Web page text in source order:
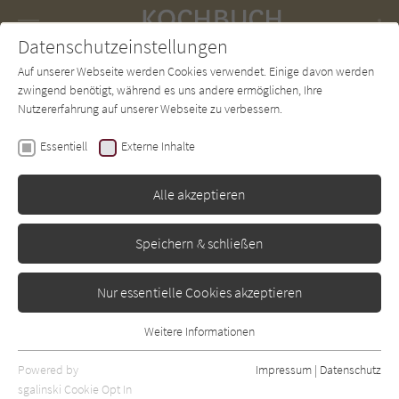
SUCHE Forum Charts Newsletter
Regine Freyberg, Ansgar Freyberg
Vegan Rock You - Plant
Power Kitchen
Südwest
Datenschutzeinstellungen
Auf unserer Webseite werden Cookies verwendet. Einige davon werden
zwingend benötigt, während es uns andere ermöglichen, Ihre
Nutzererfahrung auf unserer Webseite zu verbessern.
Essentiell Externe Inhalte
Alle akzeptieren
Speichern & schließen
Nur essentielle Cookies akzeptieren
Essentielle Cookies werden für grundlegende Funktionen der
Webseite benötigt. Dadurch ist gewährleistet, dass die Webseite
Weitere Informationen
Powered by
sgalinski Cookie Opt In
Impressum | Datenschutz